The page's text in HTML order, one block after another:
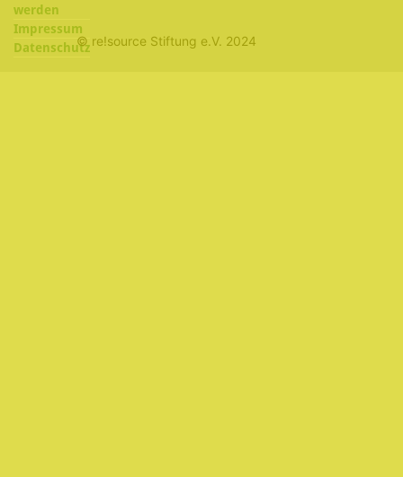
werden
Impressum
Datenschutz© re!source Stiftung e.V. 2024